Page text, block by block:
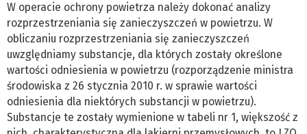
W operacie ochrony powietrza należy dokonać analizy
rozprzestrzeniania się zanieczyszczeń w powietrzu. W
obliczaniu rozprzestrzeniania się zanieczyszczeń
uwzględniamy substancje, dla których zostały określone
wartości odniesienia w powietrzu (rozporządzenie ministra
środowiska z 26 stycznia 2010 r. w sprawie wartości
odniesienia dla niektórych substancji w powietrzu).
Substancje te zostały wymienione w tabeli nr 1, większość z